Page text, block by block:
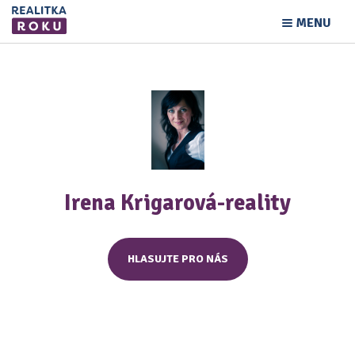
MENU
Irena Krigarová-reality
HLASUJTE PRO NÁS